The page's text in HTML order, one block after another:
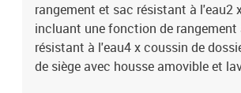
rangement et sac résistant à l'eau2
incluant une fonction de rangement
résistant à l'eau4 x coussin de
de siège avec housse amovible et